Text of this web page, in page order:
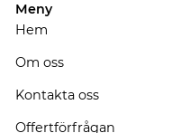
Meny
Hem
Om oss
Kontakta oss
Offertförfrågan